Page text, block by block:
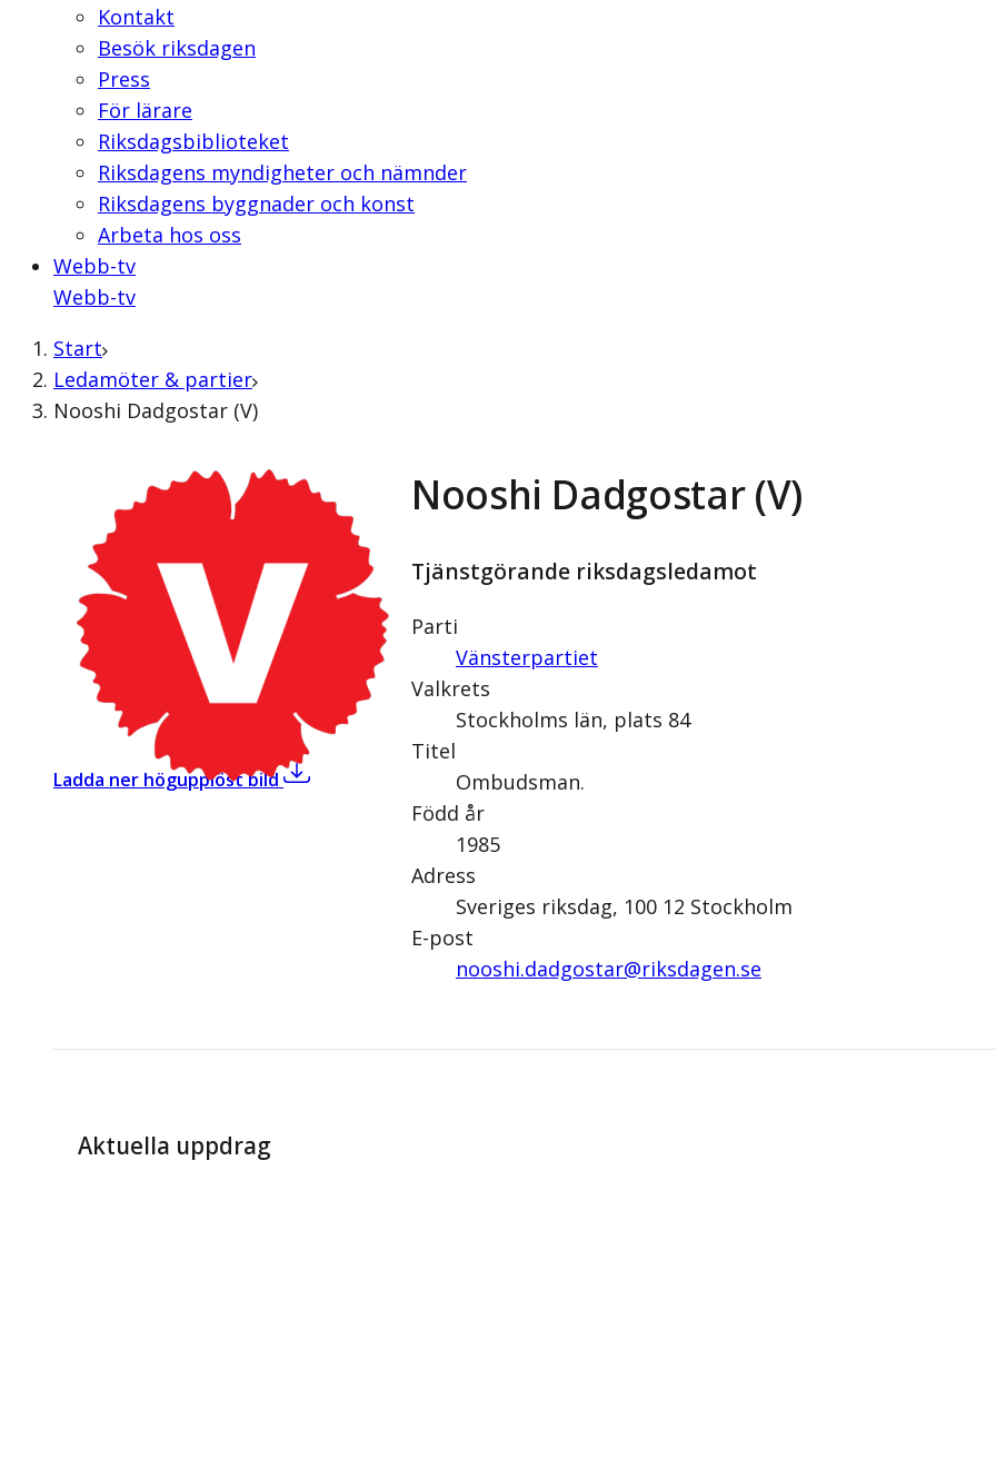
Kontakt
Besök riksdagen
Press
För lärare
Riksdagsbiblioteket
Riksdagens myndigheter och nämnder
Riksdagens byggnader och konst
Arbeta hos oss
Webb-tv
Webb-tv
Start
Ledamöter & partier
Nooshi Dadgostar (V)
Ladda ner högupplöst bild,Nooshi Dadgostar (V)
Nooshi Dadgostar (V)
Tjänstgörande riksdagsledamot
Parti
Vänsterpartiet
Valkrets
Stockholms län, plats 84
Titel
Ombudsman.
Född år
1985
Adress
Sveriges riksdag, 100 12 Stockholm
E-post
nooshi.dadgostar@­riksdagen.se
Aktuella uppdrag